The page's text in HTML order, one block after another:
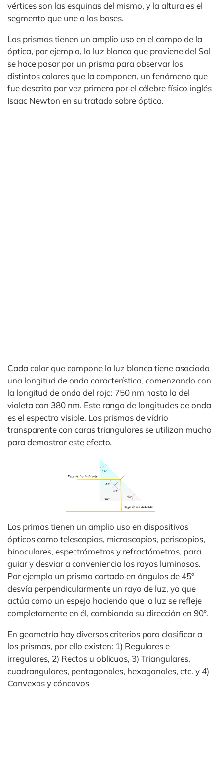
vértices son las esquinas del mismo, y la altura es el
segmento que une a las bases.
Los prismas tienen un amplio uso en el campo de la
óptica, por ejemplo, la luz blanca que proviene del Sol
se hace pasar por un prisma para observar los
distintos colores que la componen, un fenómeno que
fue descrito por vez primera por el célebre físico inglés
Isaac Newton en su tratado sobre óptica.
Cada color que compone la luz blanca tiene asociada
una longitud de onda característica, comenzando con
la longitud de onda del rojo: 750 nm hasta la del
violeta con 380 nm. Este rango de longitudes de onda
es el espectro visible. Los prismas de vidrio
transparente con caras triangulares se utilizan mucho
para demostrar este efecto.
Los primas tienen un amplio uso en dispositivos
ópticos como telescopios, microscopios, periscopios,
binoculares, espectrómetros y refractómetros, para
guiar y desviar a conveniencia los rayos luminosos.
Por ejemplo un prisma cortado en ángulos de 45º
desvía perpendicularmente un rayo de luz, ya que
actúa como un espejo haciendo que la luz se refleje
completamente en él, cambiando su dirección en 90º.
En geometría hay diversos criterios para clasificar a
los prismas, por ello existen: 1) Regulares e
irregulares, 2) Rectos u oblicuos, 3) Triangulares,
cuadrangulares, pentagonales, hexagonales, etc. y 4)
Convexos y cóncavos